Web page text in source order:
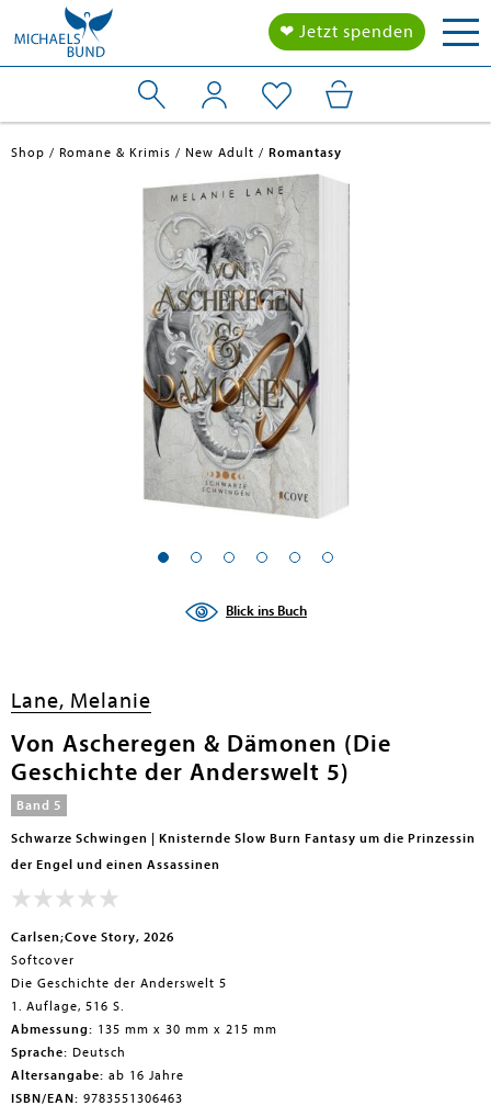
❤ Jetzt spenden
Shop Romane & Krimis New Adult Romantasy
Blick ins Buch
Lane, Melanie
Von Ascheregen & Dämonen (Die
Geschichte der Anderswelt 5)
Band 5
Schwarze Schwingen | Knisternde Slow Burn Fantasy um die Prinzessin
der Engel und einen Assassinen
Carlsen;Cove Story, 2026
Softcover
Die Geschichte der Anderswelt 5
1. Auflage, 516 S.
Abmessung: 135 mm x 30 mm x 215 mm
Sprache: Deutsch
Altersangabe: ab 16 Jahre
ISBN/EAN: 9783551306463